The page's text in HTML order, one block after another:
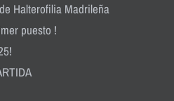
Halterofilia Madrileña
puesto !